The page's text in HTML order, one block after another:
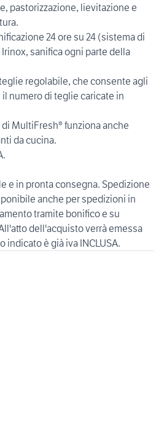
pastorizzazione, lievitazione e
24 ore su 24 (sistema di
sanifica ogni parte della
regolabile, che consente agli
numero di teglie caricate in
MultiFresh® funziona anche
da cucina.
e in pronta consegna. Spedizione
anche per spedizioni in
tramite bonifico e su
dell'acquisto verrà emessa
indicato è già iva INCLUSA.